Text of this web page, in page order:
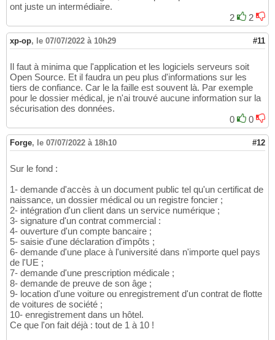
ont juste un intermédiaire.
2
2
xp-op, le 07/07/2022 à 10h29 #11
Il faut à minima que l'application et les logiciels serveurs soit
Open Source. Et il faudra un peu plus d'informations sur les
tiers de confiance. Car le la faille est souvent là. Par exemple
pour le dossier médical, je n'ai trouvé aucune information sur la
sécurisation des données.
0
0
Forge, le 07/07/2022 à 18h10 #12
Sur le fond :
1- demande d'accès à un document public tel qu'un certificat de
naissance, un dossier médical ou un registre foncier ;
2- intégration d'un client dans un service numérique ;
3- signature d'un contrat commercial :
4- ouverture d'un compte bancaire ;
5- saisie d'une déclaration d'impôts ;
6- demande d'une place à l'université dans n'importe quel pays
de l'UE ;
7- demande d'une prescription médicale ;
8- demande de preuve de son âge ;
9- location d'une voiture ou enregistrement d'un contrat de flotte
de voitures de société ;
10- enregistrement dans un hôtel.
Ce que l'on fait déjà : tout de 1 à 10 !